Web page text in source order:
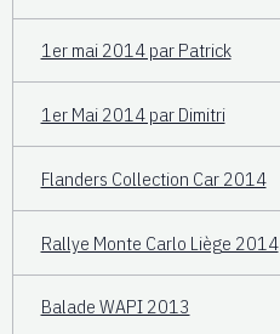
1er mai 2014 par Patrick
1er Mai 2014 par Dimitri
Flanders Collection Car 2014
Rallye Monte Carlo Liège 2014
Balade WAPI 2013